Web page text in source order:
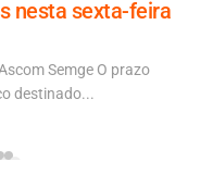
nesta sexta-feira
Semge O prazo
destinado...